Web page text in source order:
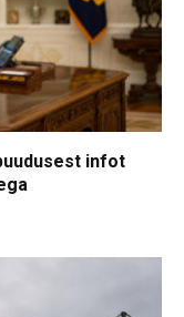
infot